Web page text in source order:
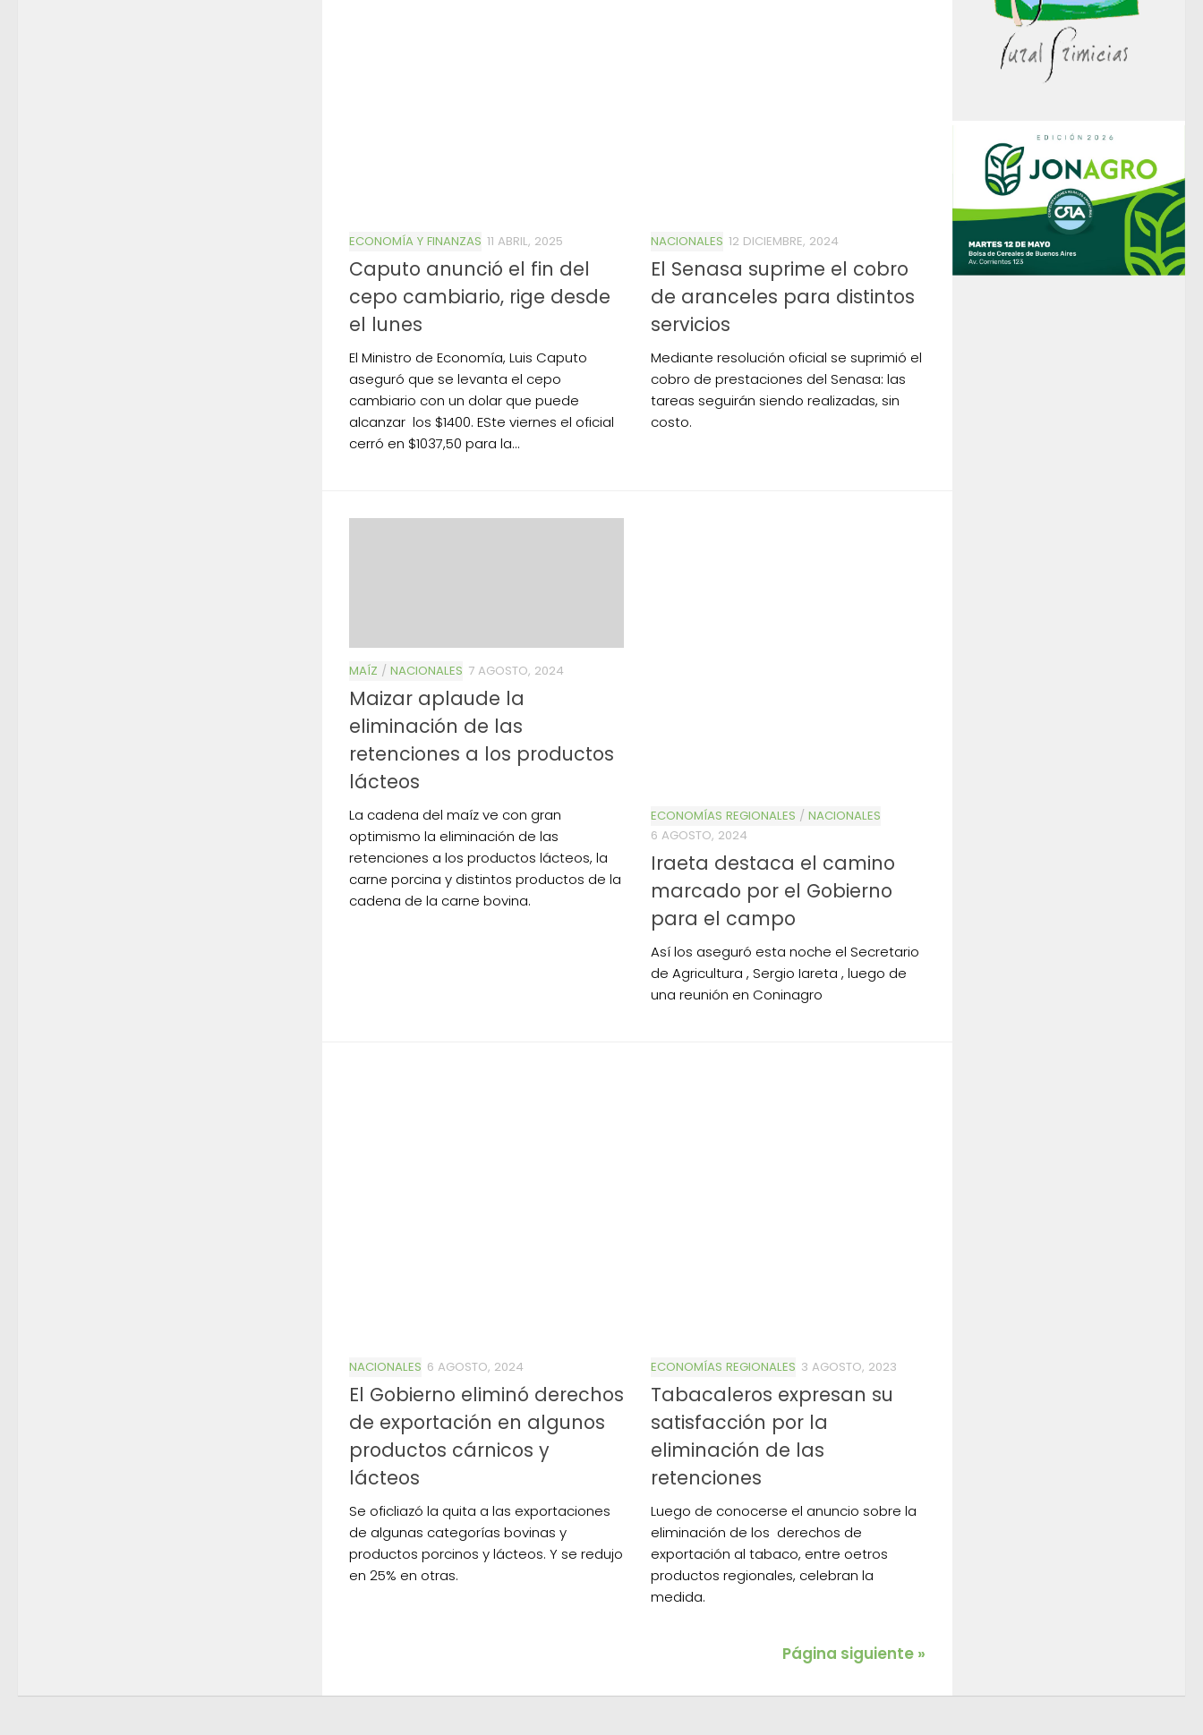
ECONOMÍA Y FINANZAS 11 ABRIL, 2025
Caputo anunció el fin del
cepo cambiario, rige desde
el lunes
El Ministro de Economía, Luis Caputo
aseguró que se levanta el cepo
cambiario con un dolar que puede
alcanzar los $1400. ESte viernes el oficial
cerró en $1037,50 para la...
NACIONALES 12 DICIEMBRE, 2024
El Senasa suprime el cobro
de aranceles para distintos
servicios
Mediante resolución oficial se suprimió el
cobro de prestaciones del Senasa: las
tareas seguirán siendo realizadas, sin
costo.
MAÍZ / NACIONALES 7 AGOSTO, 2024
Maizar aplaude la
eliminación de las
retenciones a los productos
lácteos
La cadena del maíz ve con gran
optimismo la eliminación de las
retenciones a los productos lácteos, la
carne porcina y distintos productos de la
cadena de la carne bovina.
ECONOMÍAS REGIONALES / NACIONALES
6 AGOSTO, 2024
Iraeta destaca el camino
marcado por el Gobierno
para el campo
Así los aseguró esta noche el Secretario
de Agricultura , Sergio Iareta , luego de
una reunión en Coninagro
NACIONALES 6 AGOSTO, 2024
El Gobierno eliminó derechos
de exportación en algunos
productos cárnicos y
lácteos
Se oficliazó la quita a las exportaciones
de algunas categorías bovinas y
productos porcinos y lácteos. Y se redujo
en 25% en otras.
ECONOMÍAS REGIONALES 3 AGOSTO, 2023
Tabacaleros expresan su
satisfacción por la
eliminación de las
retenciones
Luego de conocerse el anuncio sobre la
eliminación de los derechos de
exportación al tabaco, entre oetros
productos regionales, celebran la
medida.
Página siguiente »